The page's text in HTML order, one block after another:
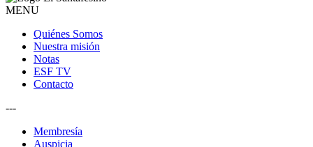
MENU
Quiénes Somos
Nuestra misión
Notas
ESF TV
Contacto
---
Membresía
Auspicia